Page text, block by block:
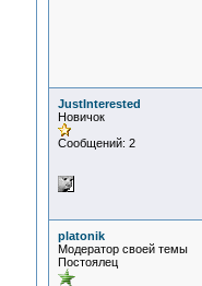
JustInterested
Новичок
Сообщений: 2
platonik
Модератор своей темы
Постоялец